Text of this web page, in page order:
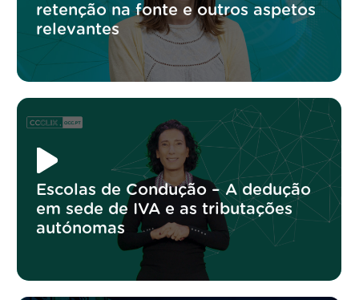
retenção na fonte e outros aspetos
relevantes
Escolas de Condução – A dedução
em sede de IVA e as tributações
autónomas